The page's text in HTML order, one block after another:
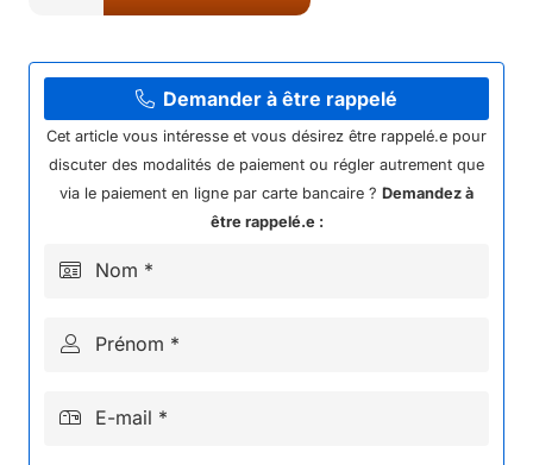
PONTET
QUAD
KAYO
Demander à être rappelé
Cet article vous intéresse et vous désirez être rappelé.e pour
discuter des modalités de paiement ou régler autrement que
via le paiement en ligne par carte bancaire ? Demandez à
être rappelé.e :
Nom *
Prénom *
E-mail *